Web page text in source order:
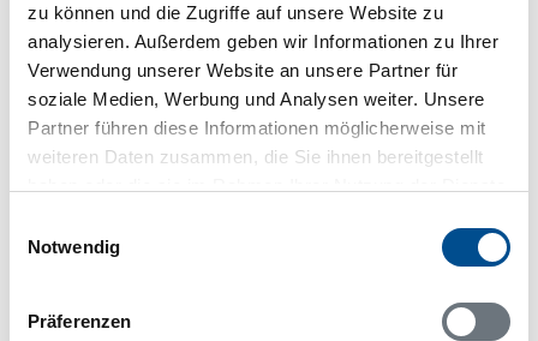
zu können und die Zugriffe auf unsere Website zu
analysieren. Außerdem geben wir Informationen zu Ihrer
Verwendung unserer Website an unsere Partner für
soziale Medien, Werbung und Analysen weiter. Unsere
Partner führen diese Informationen möglicherweise mit
weiteren Daten zusammen, die Sie ihnen bereitgestellt
Notwendig
Präferenzen
Das Bereitstellen und Ausführen einiger
Funktionen wird dadurch auf dieser Seite
verhindert. Um die Funktionen nutzen zu können,
deaktivieren Sie bitte den Blocker für diese Seite
oder setzen sie auf Ihre Whitelist.
Hinweis: Nachdem Sie Ihre Erlaubnis gegeben
haben, können Sie weiterhin selbst bestimmen,
Belegungskalender